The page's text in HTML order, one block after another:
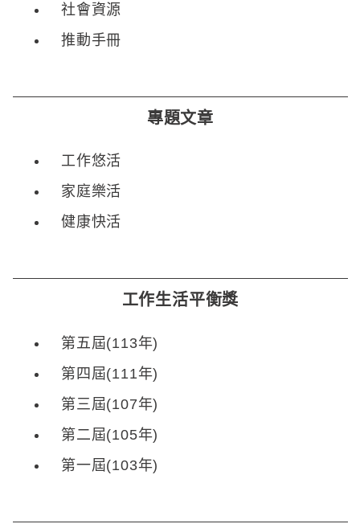
社會資源
推動手冊
專題文章
工作悠活
家庭樂活
健康快活
工作生活平衡獎
第五屆(113年)
第四屆(111年)
第三屆(107年)
第二屆(105年)
第一屆(103年)